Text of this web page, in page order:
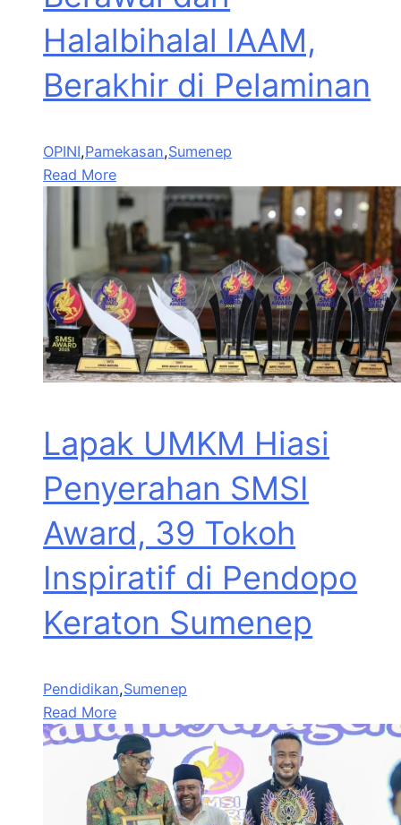
Halalbihalal IAAM,
Berakhir di Pelaminan
OPINI,Pamekasan,Sumenep
Read More
Lapak UMKM Hiasi
Penyerahan SMSI
Award, 39 Tokoh
Inspiratif di Pendopo
Keraton Sumenep
Pendidikan,Sumenep
Read More